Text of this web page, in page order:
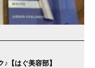
【はぐ美容部】